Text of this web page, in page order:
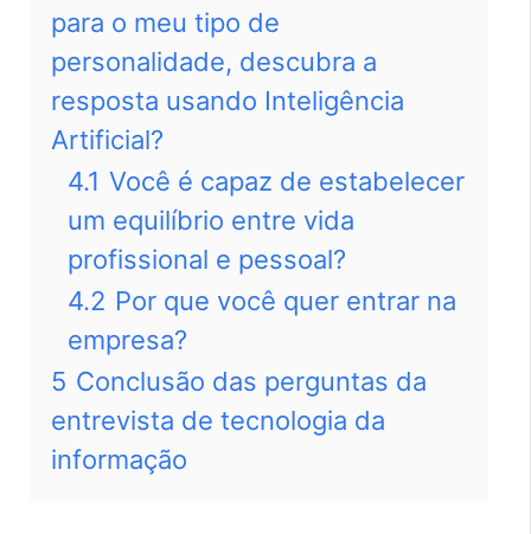
para o meu tipo de
personalidade, descubra a
resposta usando Inteligência
Artificial?
4.1 Você é capaz de estabelecer
um equilíbrio entre vida
profissional e pessoal?
4.2 Por que você quer entrar na
empresa?
5 Conclusão das perguntas da
entrevista de tecnologia da
informação